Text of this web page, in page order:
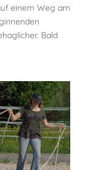
einem Weg am
Bald